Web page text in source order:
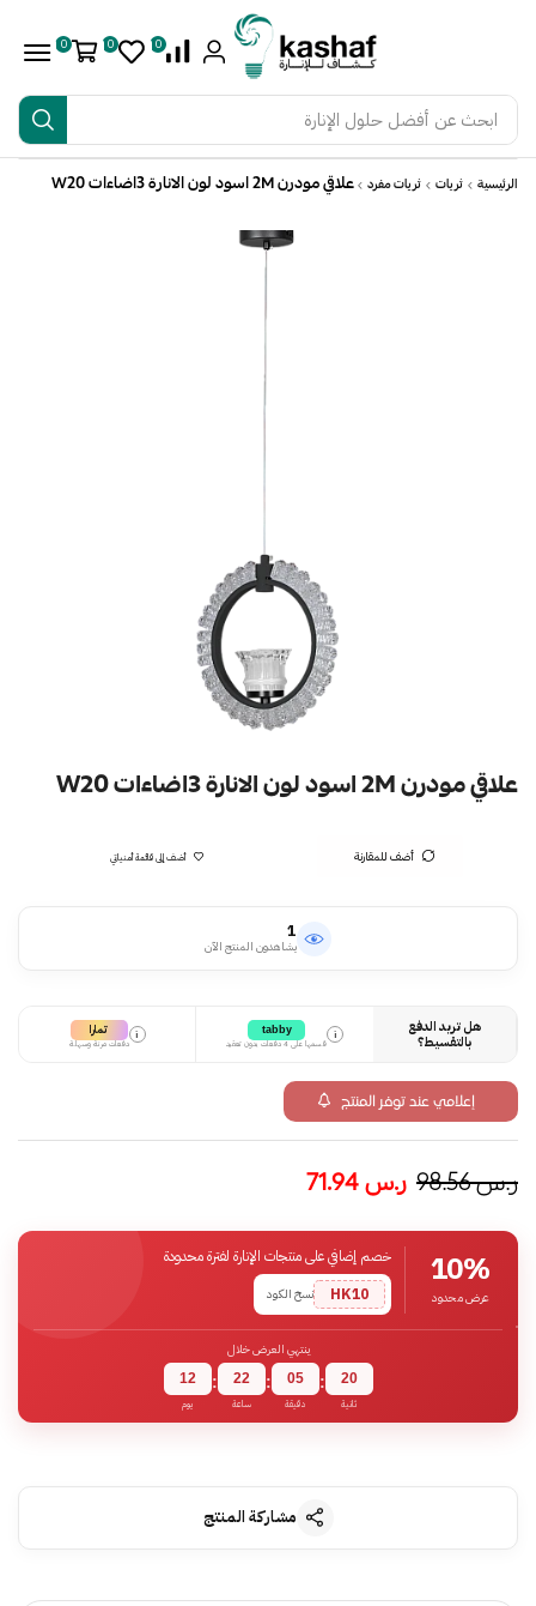
ابحث عن أفضل حلول الإنارة
0
0
0
الرئيسية ثريات ثريات مفرد علاقي مودرن 2M اسود لون الانارة 3اضاءات W20
علاقي مودرن 2M اسود لون الانارة 3اضاءات W20
أضف للمقارنة أضف إلى قائمة أمنياتي
1
يشاهدون المنتج الآن
هل تريد الدفع
بالتقسيط؟
i
tabby
قسمها على 4 دفعات بدون تعقيد
i تمارا
دفعات مرنة وسهلة
إعلامي عند توفر المنتج
ر.س98.56 ر.س
10%
عرض محدود
خصم إضافي على منتجات الإنارة لفترة محدودة
HK10
نسخ الكود
ينتهي العرض خلال
12
يوم
: 22
ساعة
: 05
دقيقة
: 19
ثانية
مشاركة المنتج